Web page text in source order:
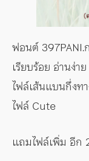
ฟอนต์
เรียบร้อย อ่านง่
ไฟล์เส้นแบนกึ่งท
ไฟล์ Cute
แถมไฟล์เพิ่ม อีก